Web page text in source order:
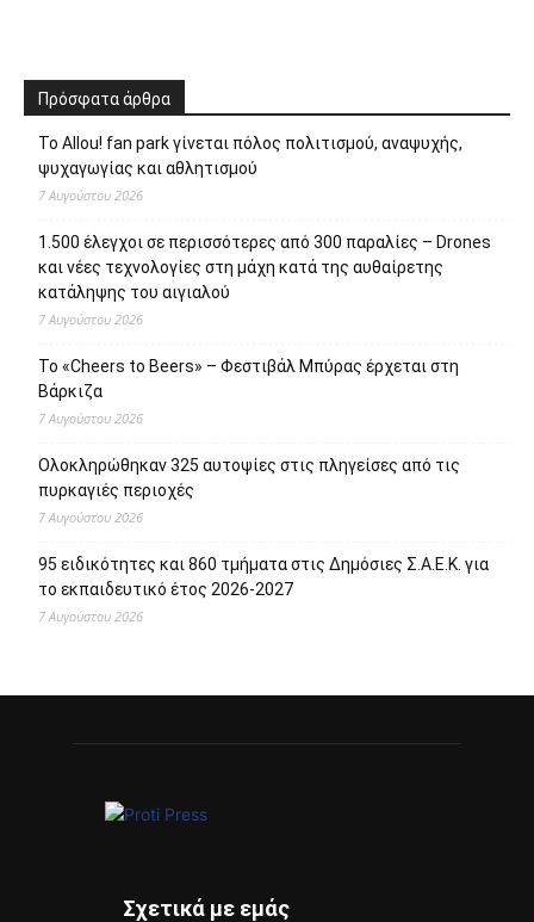
Πρόσφατα άρθρα
Το Allou! fan park γίνεται πόλος πολιτισμού, αναψυχής,
ψυχαγωγίας και αθλητισμού
7 Αυγούστου 2026
1.500 έλεγχοι σε περισσότερες από 300 παραλίες – Drones
και νέες τεχνολογίες στη μάχη κατά της αυθαίρετης
κατάληψης του αιγιαλού
7 Αυγούστου 2026
Το «Cheers to Beers» – Φεστιβάλ Μπύρας έρχεται στη
Βάρκιζα
7 Αυγούστου 2026
Ολοκληρώθηκαν 325 αυτοψίες στις πληγείσες από τις
πυρκαγιές περιοχές
7 Αυγούστου 2026
95 ειδικότητες και 860 τμήματα στις Δημόσιες Σ.Α.Ε.Κ. για
το εκπαιδευτικό έτος 2026-2027
7 Αυγούστου 2026
Σχετικά με εμάς